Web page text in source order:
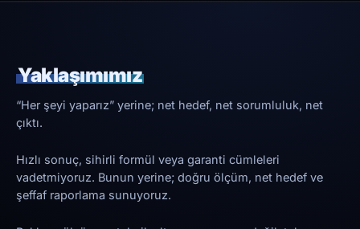
Yaklaşımımız
“Her şeyi yaparız” yerine; net hedef, net sorumluluk, net
çıktı.
Hızlı sonuç, sihirli formül veya garanti cümleleri
vadetmiyoruz. Bunun yerine; doğru ölçüm, net hedef ve
şeffaf raporlama sunuyoruz.